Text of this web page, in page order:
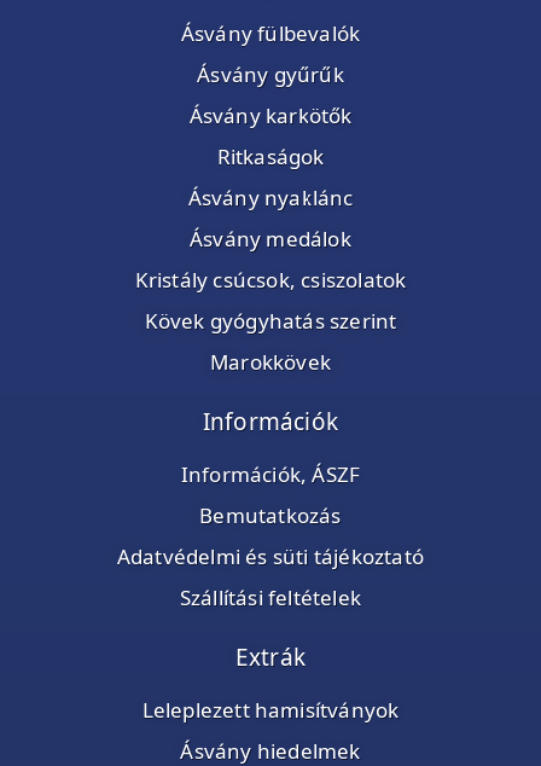
Ásvány fülbevalók
Ásvány gyűrűk
Ásvány karkötők
Ritkaságok
Ásvány nyaklánc
Ásvány medálok
Kristály csúcsok, csiszolatok
Kövek gyógyhatás szerint
Marokkövek
Információk
Információk, ÁSZF
Bemutatkozás
Adatvédelmi és süti tájékoztató
Szállítási feltételek
Extrák
Leleplezett hamisítványok
Ásvány hiedelmek